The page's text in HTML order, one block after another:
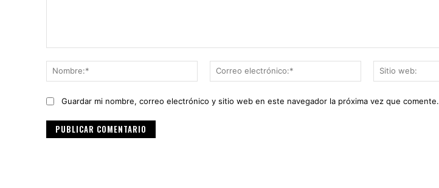
Nombre:*
Correo
electrónico:*
Guardar mi nombre, correo electrónico y sitio web en este navegador la próxima vez que comente.